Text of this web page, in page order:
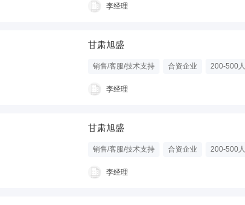
李经理
甘肃旭盛
销售/客服/技术支持 合资企业 200-500人
李经理
甘肃旭盛
销售/客服/技术支持 合资企业 200-500人
李经理